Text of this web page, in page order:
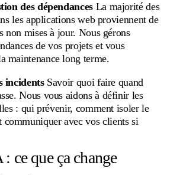
des dépendancesLa majorité des
les applications web proviennent de
non mises à jour. Nous gérons
de vos projets et vous
maintenance long terme.
incidentsSavoir quoi faire quand
Nous vous aidons à définir les
: qui prévenir, comment isoler le
communiquer avec vos clients si
ce que ça change